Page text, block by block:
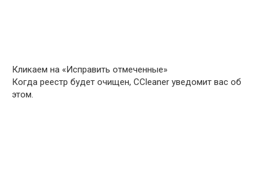
Кликаем на «Исправить отмеченные»
Когда реестр будет очищен, CCleaner уведомит вас об
этом.